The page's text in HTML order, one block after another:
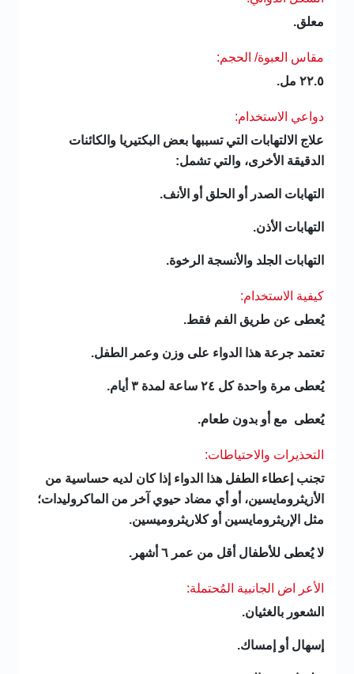
معلق.
مقاس العبوة/ الحجم:
٢٢.٥ مل.
دواعي الاستخدام:
علاج الالتهابات التي تسببها بعض البكتيريا والكائنات
الدقيقة الأخرى، والتي تشمل:
التهابات الصدر أو الحلق أو الأنف.
التهابات الأذن.
التهابات الجلد والأنسجة الرخوة.
كيفية الاستخدام:
يُعطى عن طريق الفم فقط.
تعتمد جرعة هذا الدواء على وزن وعمر الطفل.
يُعطى مرة واحدة كل ٢٤ ساعة لمدة ٣ أيام.
يُعطى مع أو بدون طعام.
التحذيرات والاحتياطات:
تجنب إعطاء الطفل هذا الدواء إذا كان لديه حساسية من
الأزيثرومايسين، أو أي مضاد حيوي آخر من الماكروليدات؛
مثل الإريثرومايسين أو كلاريثروميسين.
لا يُعطى للأطفال أقل من عمر ٦ أشهر.
الأعر اض الجانبية المُحتملة:
الشعور بالغثيان.
إسهال أو إمساك.